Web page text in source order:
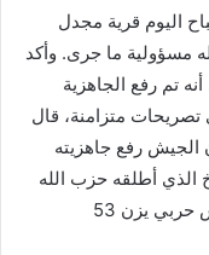
اليوم قرية مجدل
مسؤولية ما جرى. وأكد
تم رفع الجاهزية
متزامنة، قال
الجيش رفع جاهزيته
الذي أطلقه حزب الله
على مجدل شمس كان من نوع “فلق” برأس حربي يزن 53